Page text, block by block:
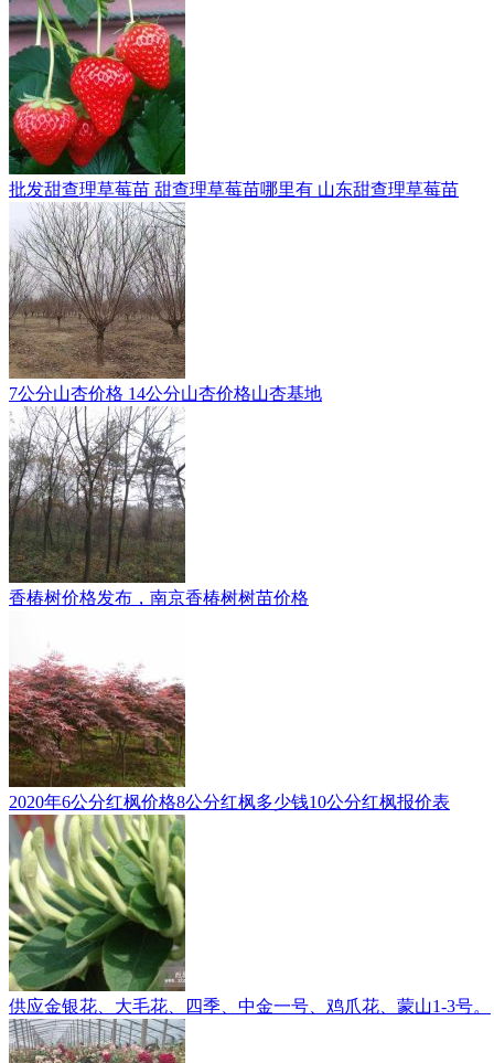
批发甜查理草莓苗 甜查理草莓苗哪里有 山东甜查理草莓苗
7公分山杏价格 14公分山杏价格山杏基地
香椿树价格发布，南京香椿树树苗价格
2020年6公分红枫价格8公分红枫多少钱10公分红枫报价表
供应金银花、大毛花、四季、中金一号、鸡爪花、蒙山1-3号。